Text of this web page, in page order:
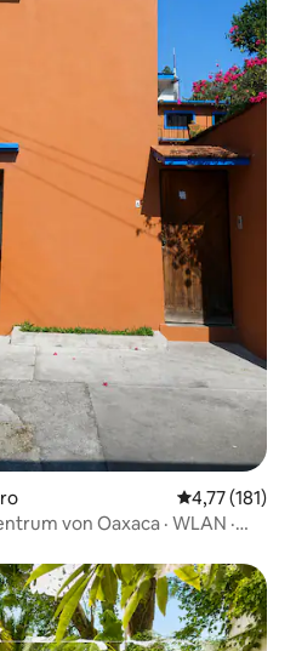
4,77 (181)
von Oaxaca · WLAN ·